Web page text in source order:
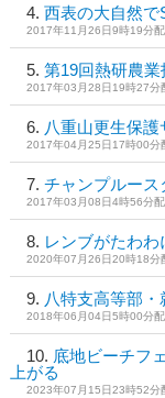
西表の大自然で
2017年11月26日9時19分
第19回熱研農業
2017年03月28日19時27分
八重山更生保
2017年04月25日17時00分
チャンプルース
2017年03月08日4時56分
レンブがたわわ
2020年07月26日20時18分
八特支高等部
2018年06月04日5時00分
底地ビーチフ
上がる
2023年07月15日23時52分